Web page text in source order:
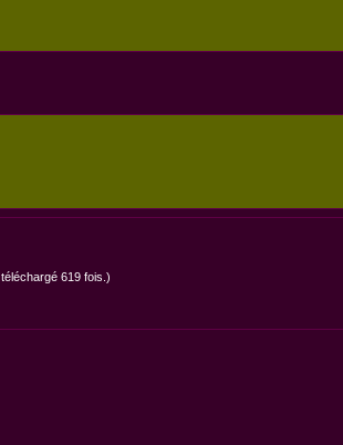
619 fois.)